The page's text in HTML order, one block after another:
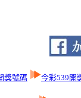
獎號碼 今彩539開